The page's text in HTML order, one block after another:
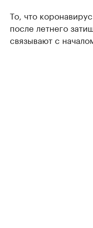
То, что
после летнего
связывают с